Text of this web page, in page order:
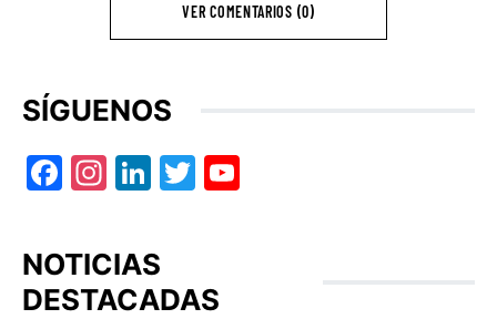
VER COMENTARIOS (0)
SÍGUENOS
Facebook
Instagram
LinkedIn
Twitter
NOTICIAS
DESTACADAS